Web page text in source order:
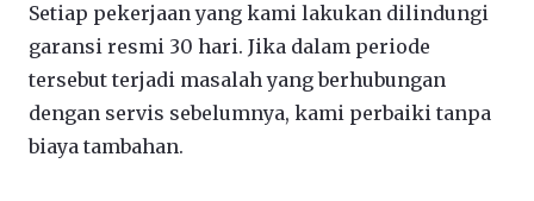
Setiap pekerjaan yang kami lakukan dilindungi
garansi resmi 30 hari. Jika dalam periode
tersebut terjadi masalah yang berhubungan
dengan servis sebelumnya, kami perbaiki tanpa
biaya tambahan.